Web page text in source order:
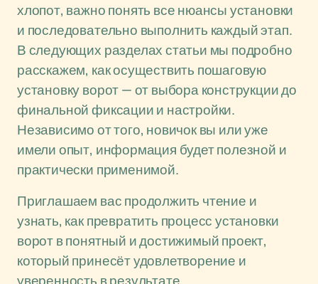
хлопот, важно понять все нюансы установки
и последовательно выполнить каждый этап.
В следующих разделах статьи мы подробно
расскажем, как осуществить пошаговую
установку ворот — от выбора конструкции до
финальной фиксации и настройки.
Независимо от того, новичок вы или уже
имели опыт, информация будет полезной и
практически применимой.
Приглашаем вас продолжить чтение и
узнать, как превратить процесс установки
ворот в понятный и достижимый проект,
который принесёт удовлетворение и